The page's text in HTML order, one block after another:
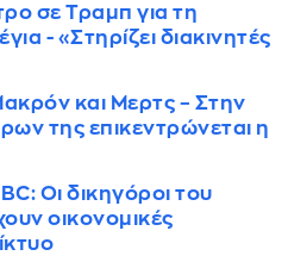
σε Τραμπ για τη
- «Στηρίζει διακινητές
και Μερτς – Στην
της επικεντρώνεται η
Οι δικηγόροι του
οικονομικές